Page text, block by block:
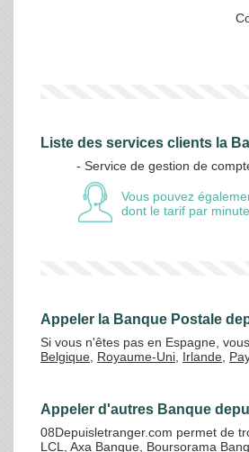
Liste des services clients la
- Service de gestion de
Vous pouvez
dont le tarif par
Appeler la Banque Postale
Si vous n'êtes pas en Espagne,
Belgique Royaume-Uni Irlande
Appeler d'autres Banque
08Depuisletranger.com permet de
LCL
Axa Banque Boursorama